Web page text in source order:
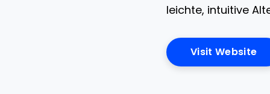
leichte, intuitive
Visit Website